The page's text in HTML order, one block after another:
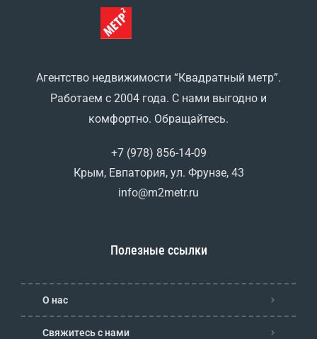
Агентство недвижимости “Квадратный метр”.
Работаем с 2004 года. С нами выгодно и
комфортно. Обращайтесь.
+7 (978) 856-14-09
Крым, Евпатория, ул. Фрунзе, 43
info@m2metr.ru
Полезные ссылки
О нас
Свяжитесь с нами